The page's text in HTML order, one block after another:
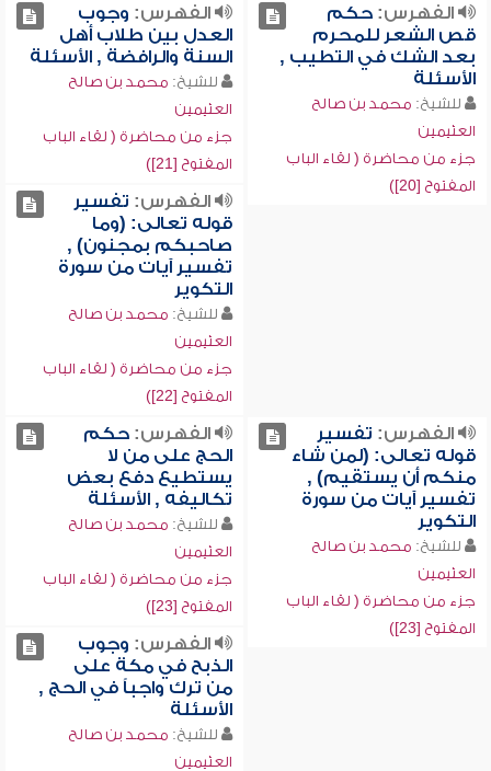
الفهرس:حكم
قص الشعر للمحرم
بعد الشك في التطيب ,
الأسئلة
للشيخ: محمد بن صالح
العثيمين
جزء من محاضرة ( لقاء الباب
المفتوح [20])
الفهرس: وجوب
العدل بين طلاب أهل
السنة والرافضة , الأسئلة
للشيخ: محمد بن صالح
العثيمين
جزء من محاضرة ( لقاء الباب
المفتوح [21])
الفهرس: تفسير
قوله تعالى: (وما
صاحبكم بمجنون) ,
تفسير آيات من سورة
التكوير
للشيخ: محمد بن صالح
العثيمين
جزء من محاضرة ( لقاء الباب
المفتوح [22])
الفهرس: تفسير
قوله تعالى: (لمن شاء
منكم أن يستقيم) ,
تفسير آيات من سورة
التكوير
للشيخ: محمد بن صالح
العثيمين
جزء من محاضرة ( لقاء الباب
المفتوح [23])
الفهرس:حكم
الحج على من لا
يستطيع دفع بعض
تكاليفه , الأسئلة
للشيخ: محمد بن صالح
العثيمين
جزء من محاضرة ( لقاء الباب
المفتوح [23])
الفهرس: وجوب
الذبح في مكة على
من ترك واجباً في الحج ,
الأسئلة
للشيخ: محمد بن صالح
العثيمين